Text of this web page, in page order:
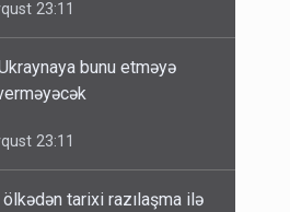
23:11
bunu etməyə
23:11
tarixi razılaşma ilə